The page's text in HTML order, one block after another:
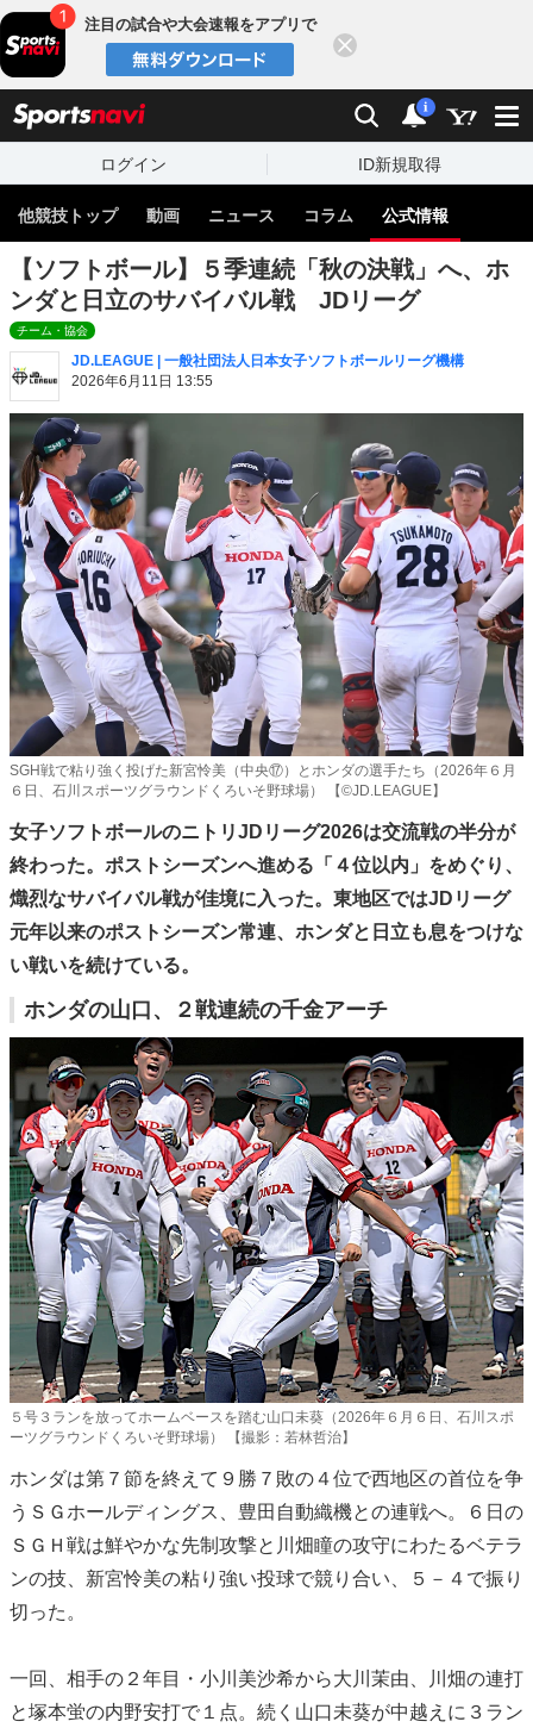
注目の試合や大会速報をアプリで
検索 通知
i
ログイン ID新規取得
他競技トップ 動画 ニュース コラム 公式情報
【ソフトボール】５季連続「秋の決戦」へ、ホ
ンダと日立のサバイバル戦 JDリーグ
チーム・協会
JD.LEAGUE | 一般社団法人日本女子ソフトボールリーグ機構
2026年6月11日 13:55
SGH戦で粘り強く投げた新宮怜美（中央⑰）とホンダの選手たち（2026年６月
６日、石川スポーツグラウンドくろいそ野球場） 【©JD.LEAGUE】
女子ソフトボールのニトリJDリーグ2026は交流戦の半分が
終わった。ポストシーズンへ進める「４位以内」をめぐり、
熾烈なサバイバル戦が佳境に入った。東地区ではJDリーグ
元年以来のポストシーズン常連、ホンダと日立も息をつけな
い戦いを続けている。
ホンダの山口、２戦連続の千金アーチ
５号３ランを放ってホームベースを踏む山口未葵（2026年６月６日、石川スポ
ーツグラウンドくろいそ野球場） 【撮影：若林哲治】
ホンダは第７節を終えて９勝７敗の４位で西地区の首位を争
うＳＧホールディングス、豊田自動織機との連戦へ。６日の
ＳＧＨ戦は鮮やかな先制攻撃と川畑瞳の攻守にわたるベテラ
ンの技、新宮怜美の粘り強い投球で競り合い、５－４で振り
切った。
一回、相手の２年目・小川美沙希から大川茉由、川畑の連打
と塚本蛍の内野安打で１点。続く山口未葵が中越えに３ラン